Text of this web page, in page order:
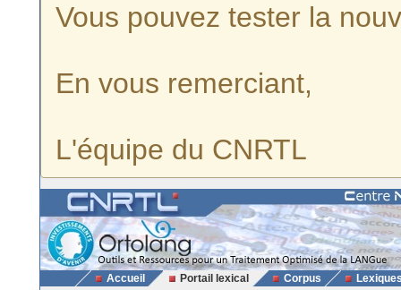
Vous pouvez tester la
En vous remerciant,
L'équipe du CNRTL
Accueil Portail lexical Corpus